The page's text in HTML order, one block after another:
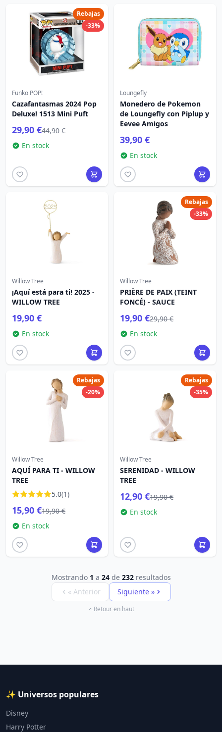
Rebajas
-33%
Funko POP!
Cazafantasmas 2024 Pop
Deluxe! 1513 Mini Puft
29,90 €44,90 €
En stock
Loungefly
Monedero de Pokemon
de Loungefly con Piplup y
Eevee Amigos
39,90 €
En stock
Willow Tree
¡Aquí está para ti! 2025 -
WILLOW TREE
19,90 €
En stock
Rebajas
-33%
Willow Tree
PRIÈRE DE PAIX (TEINT
FONCÉ) - SAUCE
19,90 €29,90 €
En stock
Rebajas
-20%
Willow Tree
AQUÍ PARA TI - WILLOW
TREE
5.0(1)
15,90 €19,90 €
En stock
Rebajas
-35%
Willow Tree
SERENIDAD - WILLOW
TREE
12,90 €19,90 €
En stock
Mostrando 1 a 24de 232resultados
« Anterior
Siguiente »
Retour en haut
✨ Universos populares
Disney
Harry Potter